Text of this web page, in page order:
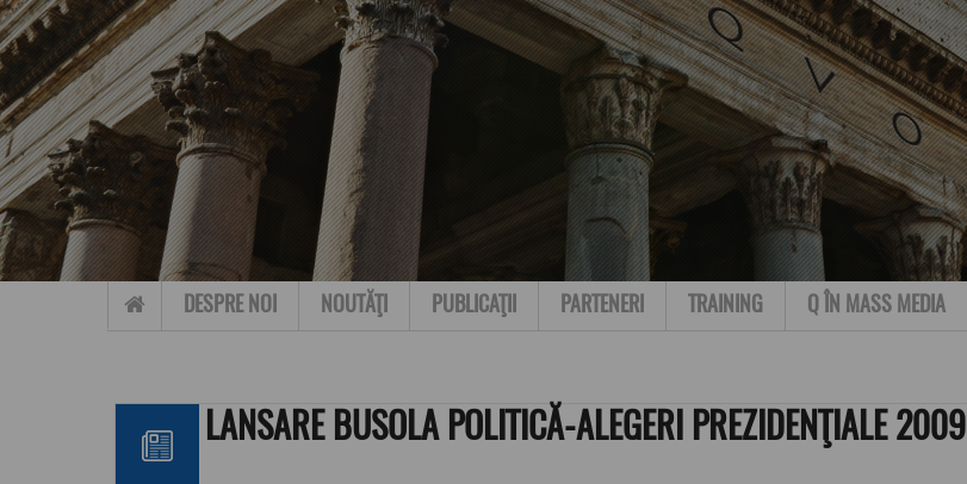
Skip to content
DESPRE NOI NOUTĂŢI PUBLICAŢII PARTENERI TRAINING Q ÎN MASS MEDIA
LANSARE BUSOLA POLITICĂ-ALEGERI PREZIDENŢIALE 2009